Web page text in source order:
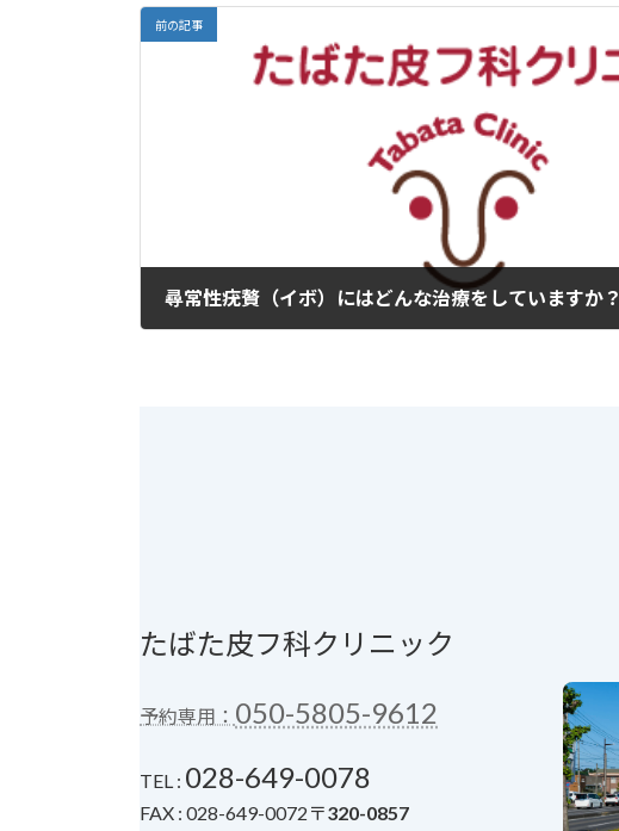
前の記事
尋常性疣贅（イボ）にはどんな治療をしていますか？
たばた皮フ科クリニック
予約専用： 050-5805-9612
TEL : 028-649-0078
FAX : 028-649-0072〒320-0857